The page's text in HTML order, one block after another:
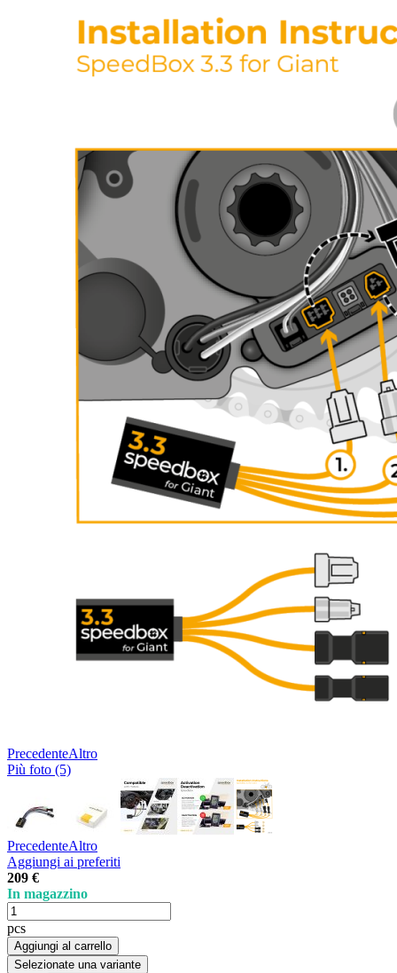
PrecedenteAltro
Più foto (5)
PrecedenteAltro
Aggiungi ai preferiti
209 €
In magazzino
pcs
Aggiungi al carrello
Selezionate una variante